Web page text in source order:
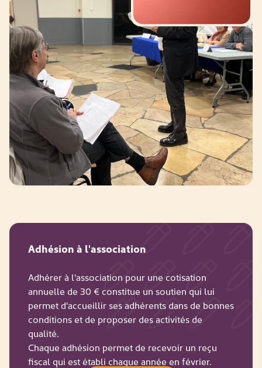
Adhésion à l'association
Adhérer à l'association pour une cotisation
annuelle de 30 € constitue un soutien qui lui
permet d'accueillir ses adhérents dans de bonnes
conditions et de proposer des activités de
qualité.
Chaque adhésion permet de recevoir un reçu
fiscal qui est établi chaque année en février.